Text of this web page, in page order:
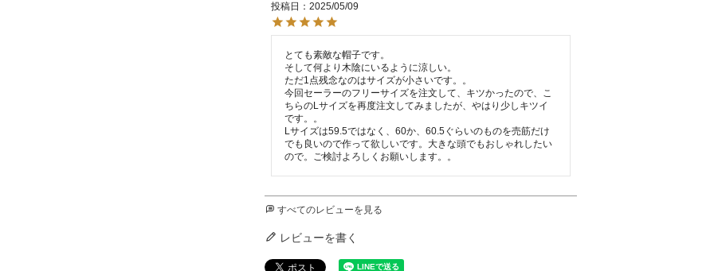
投稿日
2025/05/09
とても素敵な帽子です。
そして何より木陰にいるように涼しい。
ただ1点残念なのはサイズが小さいです。。
今回セーラーのフリーサイズを注文して、キツかったので、こ
ちらのLサイズを再度注文してみましたが、やはり少しキツイ
です。。
Lサイズは59.5ではなく、60か、60.5ぐらいのものを売筋だけ
でも良いので作って欲しいです。大きな頭でもおしゃれしたい
ので。ご検討よろしくお願いします。。
すべてのレビューを見る
レビューを書く